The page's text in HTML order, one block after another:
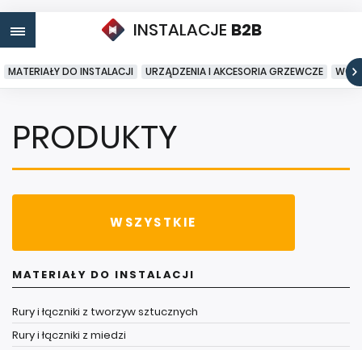
INSTALACJE B2B
MATERIAŁY DO INSTALACJI URZĄDZENIA I AKCESORIA GRZEWCZE
PRODUKTY
WSZYSTKIE
MATERIAŁY DO INSTALACJI
Rury i łączniki z tworzyw sztucznych
Rury i łączniki z miedzi